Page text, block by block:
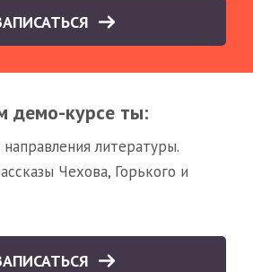
демо-курсе ты:
литературы.
Чехова, Горького и